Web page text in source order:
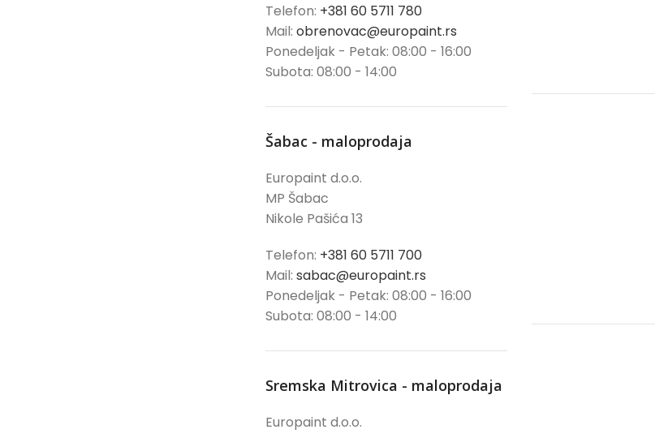
Telefon: +381 60 5711 780
Mail:obrenovac@europaint.rs
Ponedeljak - Petak: 08:00 - 16:00
Subota: 08:00 - 14:00
Šabac - maloprodaja
Europaint d.o.o.
MP Šabac
Nikole Pašića 13
Telefon: +381 60 5711 700
Mail:sabac@europaint.rs
Ponedeljak - Petak: 08:00 - 16:00
Subota: 08:00 - 14:00
Sremska Mitrovica - maloprodaja
Europaint d.o.o.